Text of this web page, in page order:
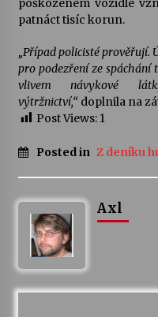
14. 7.
Za
odkaz
13. 7.
Varhanní
Želiv
3. 7.
Petr
poškozeném vozidle
patnáct tisíc korun.
„Případ policisté prověřují.
pro podezření ze
vlivem návykové
výtržnictví,“ doplnila na
Post Views: 1
Posted in Z deníku
Axl